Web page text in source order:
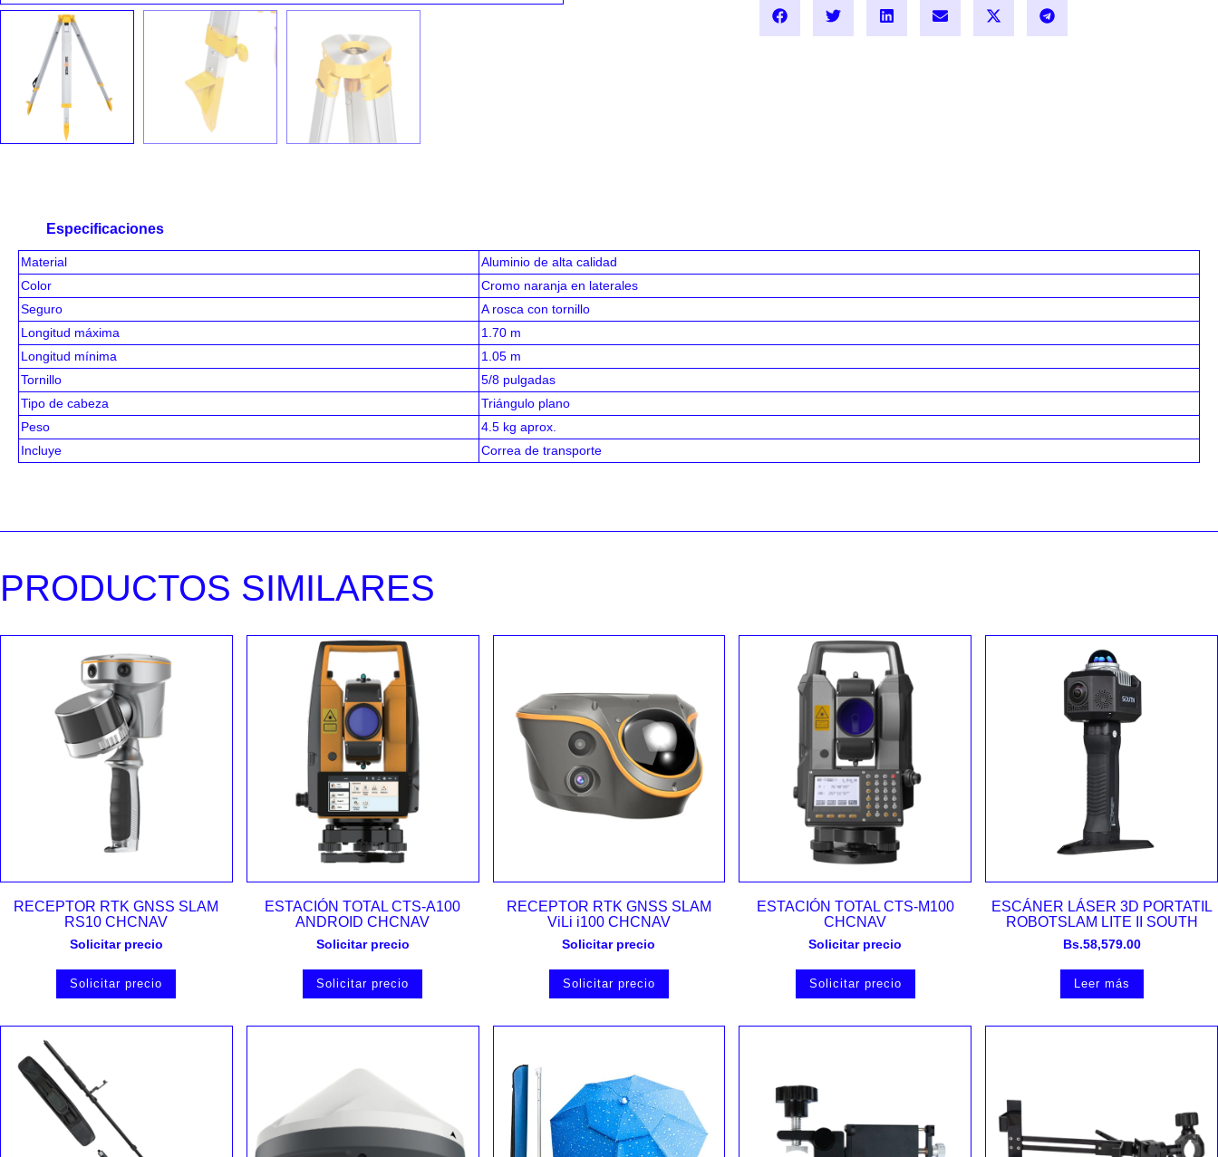
Especificaciones
Material
Aluminio de alta calidad
Color
Cromo naranja en laterales
Seguro
A rosca con tornillo
Longitud máxima
1.70 m
Longitud mínima
1.05 m
Tornillo
5/8 pulgadas
Tipo de cabeza
Triángulo plano
Peso
4.5 kg aprox.
Incluye
Correa de transporte
PRODUCTOS SIMILARES
Vista rápida
RECEPTOR RTK GNSS SLAM
RS10 CHCNAV
Solicitar precio
Solicitar precio
Vista rápida
ESTACIÓN TOTAL CTS-A100
ANDROID CHCNAV
Solicitar precio
Solicitar precio
Vista rápida
RECEPTOR RTK GNSS SLAM
ViLi i100 CHCNAV
Solicitar precio
Solicitar precio
Vista rápida
ESTACIÓN TOTAL CTS-M100
CHCNAV
Solicitar precio
Solicitar precio
Vista rápida
ESCÁNER LÁSER 3D PORTATIL
ROBOTSLAM LITE II SOUTH
Bs.58,579.00
Leer más